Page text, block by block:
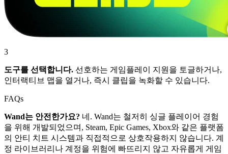
3
도구를 선택합니다. 선호하는 게임플레이 지원을 토글하거나,
인터랙티브 맵을 열거나, 즉시 클립을 녹화할 수 있습니다.
FAQs
Wand는 안전한가요? 네. Wand는 철저히 싱글 플레이어 경험
을 위해 개발되었으며, Steam, Epic Games, Xbox와 같은 플랫폼
의 안티 치트 시스템과 직접적으로 상호작용하지 않습니다. 계
정 라이브러리나 계정을 위험에 빠뜨리지 않고 자유롭게 게임